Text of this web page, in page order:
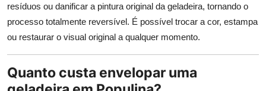
resíduos ou danificar a pintura original da geladeira, tornando o
processo totalmente reversível. É possível trocar a cor, estampa
ou restaurar o visual original a qualquer momento.
Quanto custa envelopar uma